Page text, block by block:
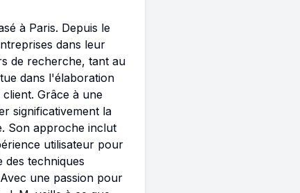
à Paris. Depuis le
dans leur
de recherche, tant au
dans l'élaboration
Grâce à une
significativement la
Son approche inclut
utilisateur pour
techniques
une passion pour